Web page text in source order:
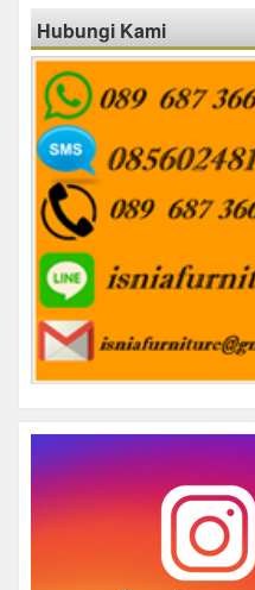
Hubungi Kami